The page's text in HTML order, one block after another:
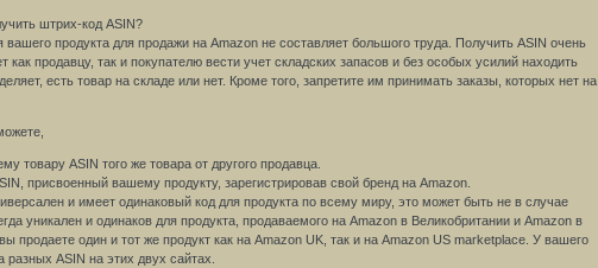
штрих-код ASIN?
вашего продукта для продажи на Amazon не составляет большого труда. Получить ASIN очень
как продавцу, так и покупателю вести учет складских запасов и без особых усилий находить
есть товар на складе или нет. Кроме того, запретите им принимать заказы, которых нет на
товару ASIN того же товара от другого продавца.
присвоенный вашему продукту, зарегистрировав свой бренд на Amazon.
и имеет одинаковый код для продукта по всему миру, это может быть не в случае
уникален и одинаков для продукта, продаваемого на Amazon в Великобритании и Amazon в
продаете один и тот же продукт как на Amazon UK, так и на Amazon US marketplace. У вашего
разных ASIN на этих двух сайтах.